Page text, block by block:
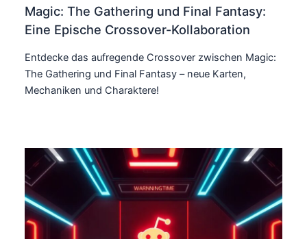
Magic: The Gathering und Final Fantasy:
Eine Epische Crossover-Kollaboration
Entdecke das aufregende Crossover zwischen Magic:
The Gathering und Final Fantasy – neue Karten,
Mechaniken und Charaktere!